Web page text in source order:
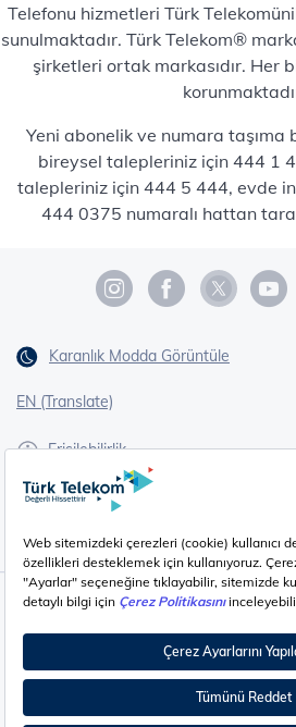
Telefonu hizmetleri Türk
sunulmaktadır. Türk Telekom®
şirketleri ortak markasıdır. Her
Yeni abonelik ve numara taşıma
bireysel talepleriniz için 444 1
talepleriniz için 444 5 444, evde
444 0375 numaralı hattan
Karanlık Modda Görüntüle
EN (Translate)
Erişilebilirlik
İşaret Dili Çevirisi
Çerez Ayarları